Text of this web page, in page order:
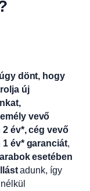
dönt, hogy
új
vevő
2 év*, cég vevő
1 év* garanciát,
esetében
adunk, így